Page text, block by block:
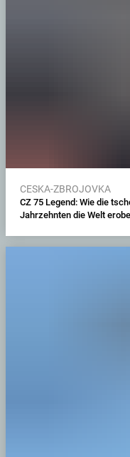
CESKA-ZBROJOVKA
CZ 75 Legend: Wie die
Jahrzehnten die Welt